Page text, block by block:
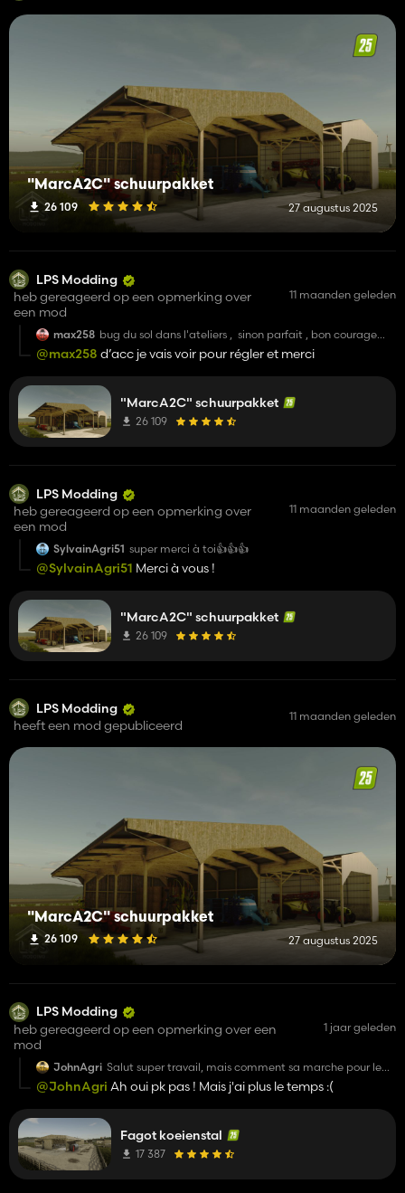
"MarcA2C" schuurpakket
26 109 27 augustus 2025
LPS Modding
heb gereageerd op een opmerking over
een mod
11 maanden geleden
max258 bug du sol dans l'ateliers , sinon parfait , bon courage
pour les études
@max258 d’acc je vais voir pour régler et merci
"MarcA2C" schuurpakket
26 109
LPS Modding
heb gereageerd op een opmerking over
een mod
11 maanden geleden
SylvainAgri51 super merci à toi👍️👍️👍️
@SylvainAgri51 Merci à vous !
"MarcA2C" schuurpakket
26 109
LPS Modding
heeft een mod gepubliceerd
11 maanden geleden
"MarcA2C" schuurpakket
26 109 27 augustus 2025
LPS Modding
heb gereageerd op een opmerking over een
mod
1 jaar geleden
JohnAgri Salut super travail, mais comment sa marche pour le
fumier? Il faut mettre une fumiere? J’ai vu qui avait une
plateforme sur le côté elle sert a quoi?
@JohnAgri Ah oui pk pas ! Mais j'ai plus le temps :(
Fagot koeienstal
17 387